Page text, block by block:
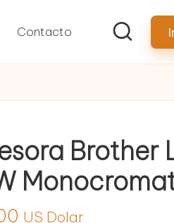
Contacto
Brother
US Dolar